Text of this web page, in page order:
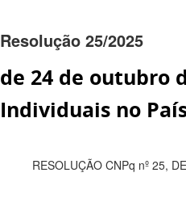
Resolução 25/2025
de 24 de outubro
Individuais no
RESOLUÇÃO CNPq nº 25,